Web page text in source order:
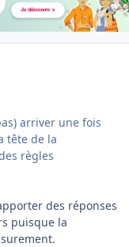
arriver une fois
tête de la
règles
des réponses
puisque la